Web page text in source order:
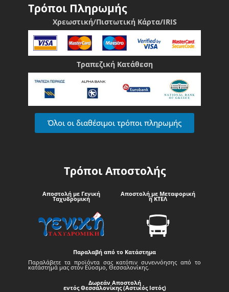
Τρόποι Πληρωμής
Χρεωστική/Πιστωτική Κάρτα/IRIS
Τραπεζική Κατάθεση
Όλοι οι διαθέσιμοι τρόποι πληρωμής
Τρόποι Αποστολής
Αποστολή με Γενική
Ταχυδρομική
Αποστολή με Μεταφορική
ή ΚΤΕΛ
Παραλαβή από το Κατάστημα
Παραλάβετε τα προϊόντα σας κατόπιν συνεννόησης από το
κατάστημά μας στον Εύοσμο, Θεσσαλονίκης.
Δωρεάν Αποστολή
εντός Θεσσαλονίκης (Αστικός Ιστός)